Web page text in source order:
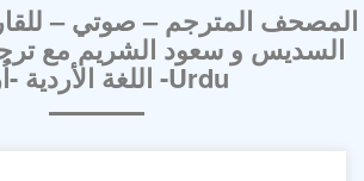
المصحف المترجم – صوتي –
السديس و سعود الشريم مع
اللغة الأردية -اُردُو -Urdu